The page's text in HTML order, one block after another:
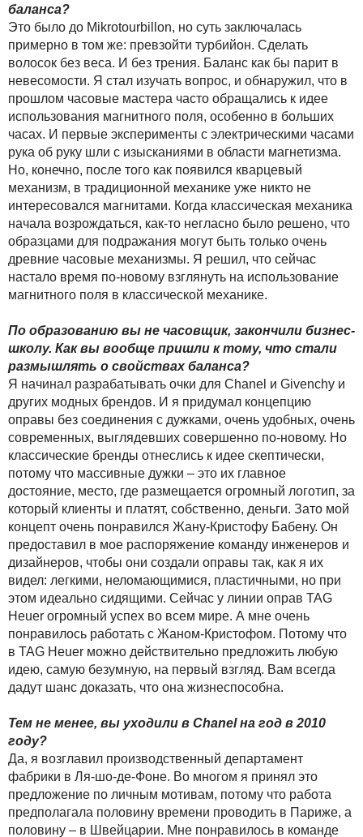
баланса?
Это было до Mikrotourbillon, но суть заключалась
примерно в том же: превзойти турбийон. Сделать
волосок без веса. И без трения. Баланс как бы парит в
невесомости. Я стал изучать вопрос, и обнаружил, что в
прошлом часовые мастера часто обращались к идее
использования магнитного поля, особенно в больших
часах. И первые эксперименты с электрическими часами
рука об руку шли с изысканиями в области магнетизма.
Но, конечно, после того как появился кварцевый
механизм, в традиционной механике уже никто не
интересовался магнитами. Когда классическая механика
начала возрождаться, как-то негласно было решено, что
образцами для подражания могут быть только очень
древние часовые механизмы. Я решил, что сейчас
настало время по-новому взглянуть на использование
магнитного поля в классической механике.
По образованию вы не часовщик, закончили бизнес-
школу. Как вы вообще пришли к тому, что стали
размышлять о свойствах баланса?
Я начинал разрабатывать очки для Chanel и Givenchy и
других модных брендов. И я придумал концепцию
оправы без соединения с дужками, очень удобных, очень
современных, выглядевших совершенно по-новому. Но
классические бренды отнеслись к идее скептически,
потому что массивные дужки – это их главное
достояние, место, где размещается огромный логотип, за
который клиенты и платят, собственно, деньги. Зато мой
концепт очень понравился Жану-Кристофу Бабену. Он
предоставил в мое распоряжение команду инженеров и
дизайнеров, чтобы они создали оправы так, как я их
видел: легкими, неломающимися, пластичными, но при
этом идеально сидящими. Сейчас у линии оправ TAG
Heuer огромный успех во всем мире. А мне очень
понравилось работать с Жаном-Кристофом. Потому что
в TAG Heuer можно действительно предложить любую
идею, самую безумную, на первый взгляд. Вам всегда
дадут шанс доказать, что она жизнеспособна.
Тем не менее, вы уходили в Chanel на год в 2010
году?
Да, я возглавил производственный департамент
фабрики в Ля-шо-де-Фоне. Во многом я принял это
предложение по личным мотивам, потому что работа
предполагала половину времени проводить в Париже, а
половину – в Швейцарии. Мне понравилось в команде